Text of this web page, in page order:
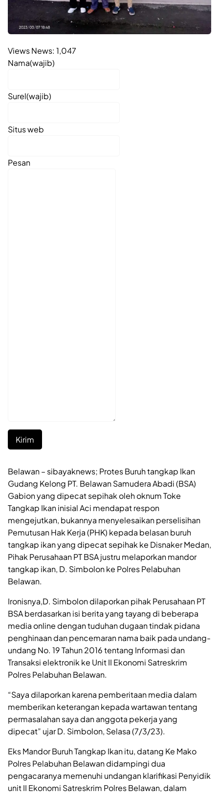
Views News: 1,047
Nama(wajib)
Surel(wajib)
Situs web
Pesan
Kirim
Belawan – sibayaknews; Protes Buruh tangkap Ikan
Gudang Kelong PT. Belawan Samudera Abadi (BSA)
Gabion yang dipecat sepihak oleh oknum Toke
Tangkap Ikan inisial Aci mendapat respon
mengejutkan, bukannya menyelesaikan perselisihan
Pemutusan Hak Kerja (PHK) kepada belasan buruh
tangkap ikan yang dipecat sepihak ke Disnaker Medan,
Pihak Perusahaan PT BSA justru melaporkan mandor
tangkap ikan, D. Simbolon ke Polres Pelabuhan
Belawan.
Ironisnya,D. Simbolon dilaporkan pihak Perusahaan PT
BSA berdasarkan isi berita yang tayang di beberapa
media online dengan tuduhan dugaan tindak pidana
penghinaan dan pencemaran nama baik pada undang-
undang No. 19 Tahun 2016 tentang Informasi dan
Transaksi elektronik ke Unit II Ekonomi Satreskrim
Polres Pelabuhan Belawan.
“Saya dilaporkan karena pemberitaan media dalam
memberikan keterangan kepada wartawan tentang
permasalahan saya dan anggota pekerja yang
dipecat” ujar D. Simbolon, Selasa (7/3/23).
Eks Mandor Buruh Tangkap Ikan itu, datang Ke Mako
Polres Pelabuhan Belawan didampingi dua
pengacaranya memenuhi undangan klarifikasi Penyidik
unit II Ekonomi Satreskrim Polres Belawan, dalam